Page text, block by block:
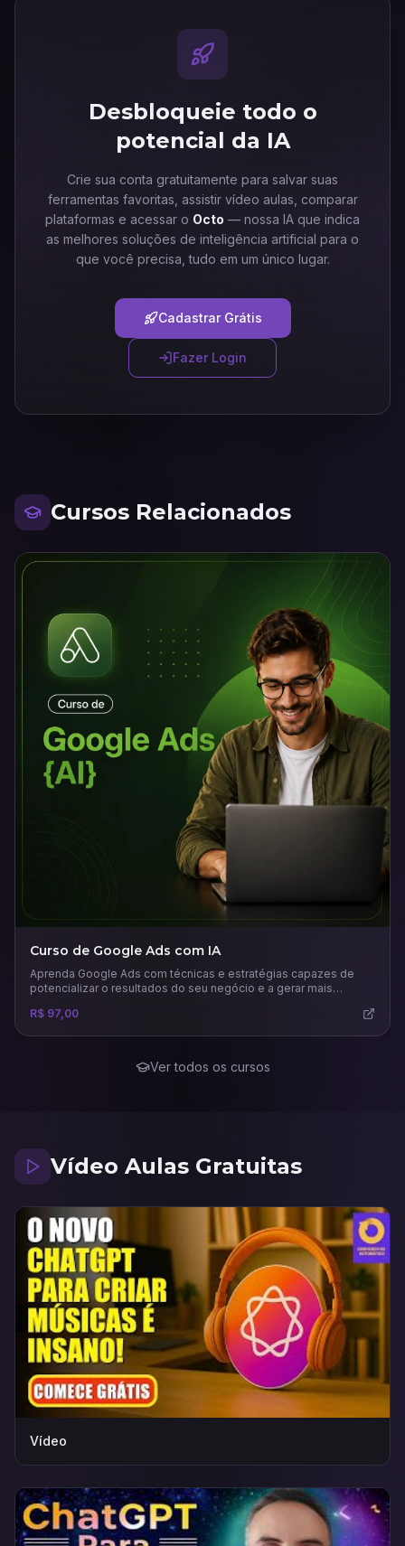
Desbloqueie todo o
potencial da IA
Crie sua conta gratuitamente para salvar suas
ferramentas favoritas, assistir vídeo aulas, comparar
plataformas e acessar o Octo — nossa IA que indica
as melhores soluções de inteligência artificial para o
que você precisa, tudo em um único lugar.
Cadastrar Grátis
Fazer Login
Cursos Relacionados
Curso de Google Ads com IA
Aprenda Google Ads com técnicas e estratégias capazes de
potencializar o resultados do seu negócio e a gerar mais
R$ 97,00
Ver todos os cursos
Vídeo Aulas Gratuitas
Vídeo